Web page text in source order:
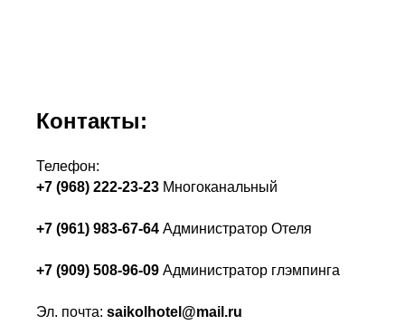
Контакты:
Телефон:
+7 (968) 222-23-23 Многоканальный
+7 (961) 983-67-64 Администратор Отеля
+7 (909) 508-96-09 Администратор глэмпинга
Эл. почта: saikolhotel@mail.ru